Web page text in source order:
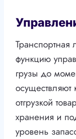
Транспортная
функцию
грузы до
осуществляют
отгрузкой
хранения и
уровень